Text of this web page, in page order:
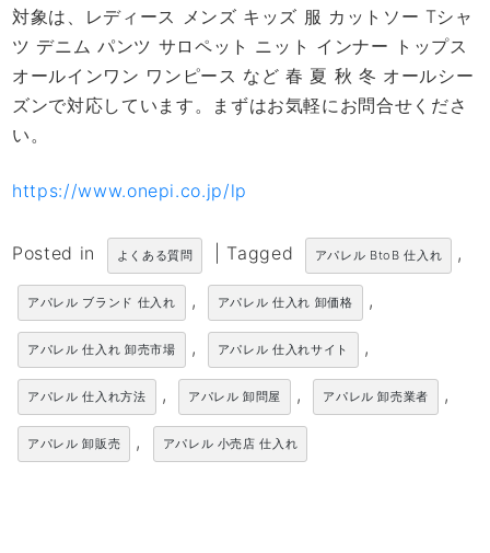
対象は、レディース メンズ キッズ 服 カットソー Tシャ
ツ デニム パンツ サロペット ニット インナー トップス
オールインワン ワンピース など 春 夏 秋 冬 オールシー
ズンで対応しています。まずはお気軽にお問合せくださ
い。
https://www.onepi.co.jp/lp
Posted in よくある質問 Tagged アパレル BtoB 仕入れ ,
アパレル ブランド 仕入れ , アパレル 仕入れ 卸価格 ,
アパレル 仕入れ 卸売市場 , アパレル 仕入れサイト ,
アパレル 仕入れ方法 , アパレル 卸問屋 , アパレル 卸売業者 ,
アパレル 卸販売 , アパレル 小売店 仕入れ